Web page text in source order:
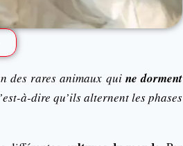
des rares animaux qui ne dorment
à-dire qu’ils alternent les phases